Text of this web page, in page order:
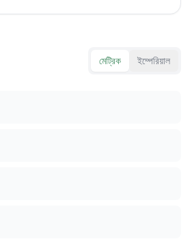
মেট্রিক ইম্পেরিয়াল